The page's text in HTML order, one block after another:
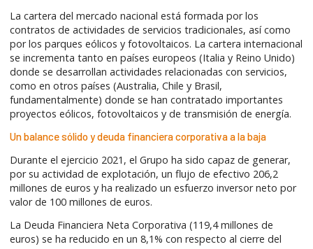
La cartera del mercado nacional está formada por los
contratos de actividades de servicios tradicionales, así como
por los parques eólicos y fotovoltaicos. La cartera internacional
se incrementa tanto en países europeos (Italia y Reino Unido)
donde se desarrollan actividades relacionadas con servicios,
como en otros países (Australia, Chile y Brasil,
fundamentalmente) donde se han contratado importantes
proyectos eólicos, fotovoltaicos y de transmisión de energía.
Un balance sólido y deuda financiera corporativa a la baja
Durante el ejercicio 2021, el Grupo ha sido capaz de generar,
por su actividad de explotación, un flujo de efectivo 206,2
millones de euros y ha realizado un esfuerzo inversor neto por
valor de 100 millones de euros.
La Deuda Financiera Neta Corporativa (119,4 millones de
euros) se ha reducido en un 8,1% con respecto al cierre del